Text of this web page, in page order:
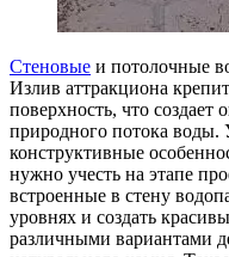
Стеновые и потолочные
Излив аттракциона
поверхность, что создает
природного потока воды.
конструктивные
нужно учесть на этапе
встроенные в стену
уровнях и создать
различными вариантами